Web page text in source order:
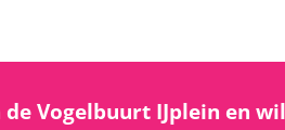
Vogelbuurt IJplein en